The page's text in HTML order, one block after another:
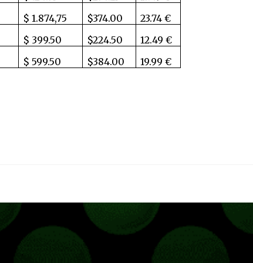
$ 1.874,75 $374.00
23.74 €
$ 399.50 $224.50
12.49 €
$ 599.50 $384.00 19.99 €